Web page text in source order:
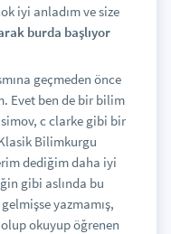
iyi anladım ve size
burda başlıyor
geçmeden önce
Evet ben de bir bilim
c clarke gibi bir
Bilimkurgu
dediğim daha iyi
gibi aslında bu
yazmamış,
okuyup öğrenen